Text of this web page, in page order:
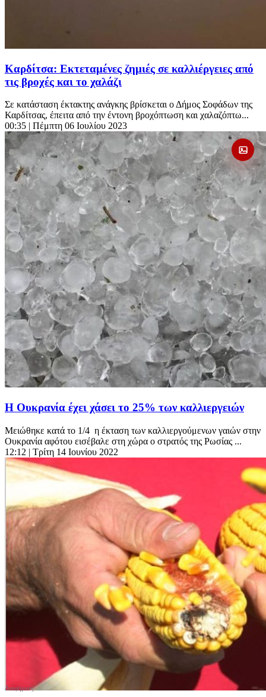
Καρδίτσα: Εκτεταμένες ζημιές σε καλλιέργειες από
τις βροχές και το χαλάζι
Σε κατάσταση έκτακτης ανάγκης βρίσκεται ο Δήμος Σοφάδων της
Καρδίτσας, έπειτα από την έντονη βροχόπτωση και χαλαζόπτω...
00:35 | Πέμπτη 06 Ιουλίου 2023
Η Ουκρανία έχει χάσει το 25% των καλλιεργειών
Μειώθηκε κατά το 1/4 η έκταση των καλλιεργούμενων γαιών στην
Ουκρανία αφότου εισέβαλε στη χώρα ο στρατός της Ρωσίας ...
12:12 | Τρίτη 14 Ιουνίου 2022